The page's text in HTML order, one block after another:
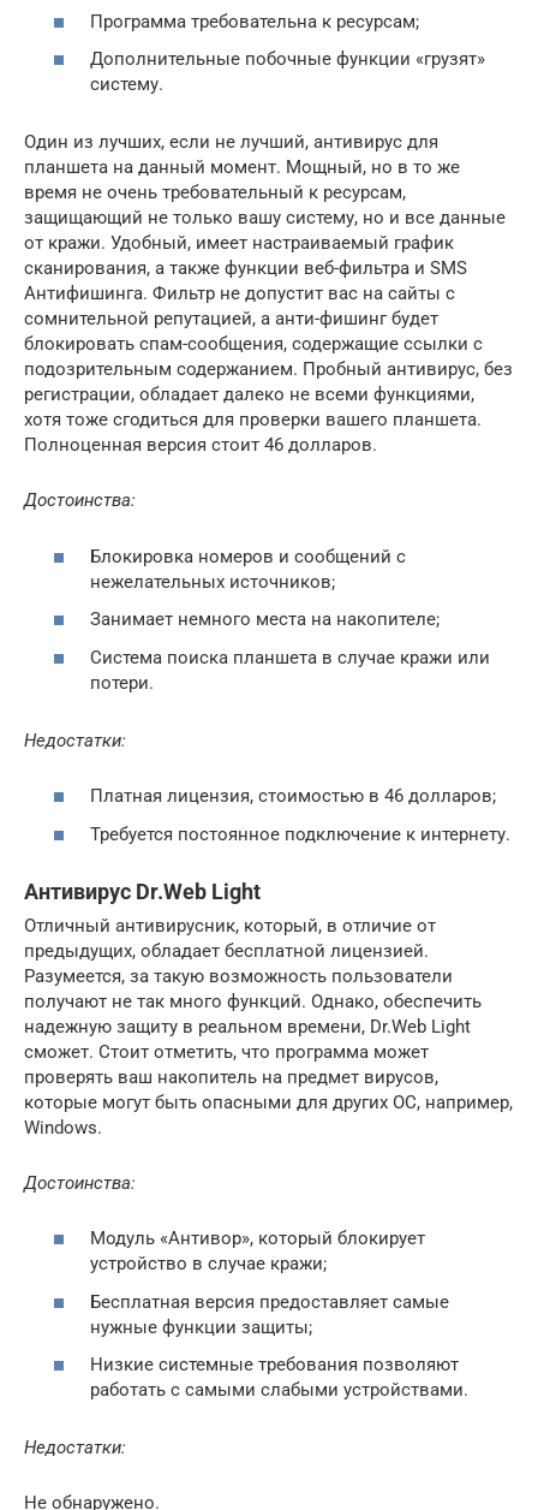
Программа требовательна к ресурсам;
Дополнительные побочные функции «грузят»
систему.
Один из лучших, если не лучший, антивирус для
планшета на данный момент. Мощный, но в то же
время не очень требовательный к ресурсам,
защищающий не только вашу систему, но и все данные
от кражи. Удобный, имеет настраиваемый график
сканирования, а также функции веб-фильтра и SMS
Антифишинга. Фильтр не допустит вас на сайты с
сомнительной репутацией, а анти-фишинг будет
блокировать спам-сообщения, содержащие ссылки с
подозрительным содержанием. Пробный антивирус, без
регистрации, обладает далеко не всеми функциями,
хотя тоже сгодиться для проверки вашего планшета.
Полноценная версия стоит 46 долларов.
Достоинства:
Блокировка номеров и сообщений с
нежелательных источников;
Занимает немного места на накопителе;
Система поиска планшета в случае кражи или
потери.
Недостатки:
Платная лицензия, стоимостью в 46 долларов;
Требуется постоянное подключение к интернету.
Антивирус Dr.Web Light
Отличный антивирусник, который, в отличие от
предыдущих, обладает бесплатной лицензией.
Разумеется, за такую возможность пользователи
получают не так много функций. Однако, обеспечить
надежную защиту в реальном времени, Dr.Web Light
сможет. Стоит отметить, что программа может
проверять ваш накопитель на предмет вирусов,
которые могут быть опасными для других ОС, например,
Windows.
Достоинства:
Модуль «Антивор», который блокирует
устройство в случае кражи;
Бесплатная версия предоставляет самые
нужные функции защиты;
Низкие системные требования позволяют
работать с самыми слабыми устройствами.
Недостатки:
Не обнаружено.